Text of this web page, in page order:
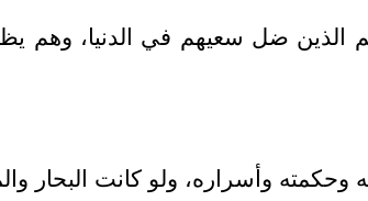
الذين ضل سعيهم في الدنيا،
وأسراره، ولو كانت البحار